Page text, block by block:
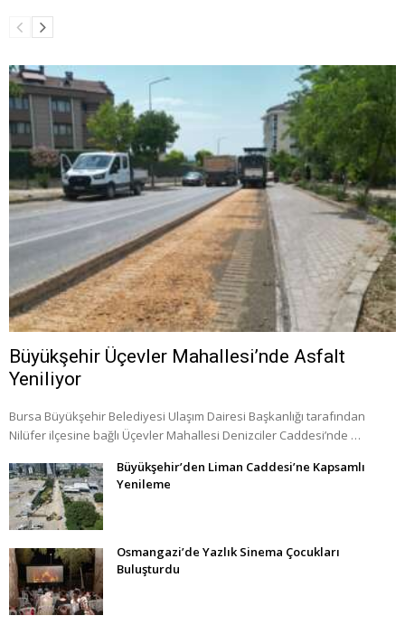
Büyükşehir Üçevler Mahallesi’nde Asfalt
Yeniliyor
Bursa Büyükşehir Belediyesi Ulaşım Dairesi Başkanlığı tarafından
Nilüfer ilçesine bağlı Üçevler Mahallesi Denizciler Caddesi’nde …
Büyükşehir’den Liman Caddesi’ne Kapsamlı
Yenileme
Osmangazi’de Yazlık Sinema Çocukları
Buluşturdu